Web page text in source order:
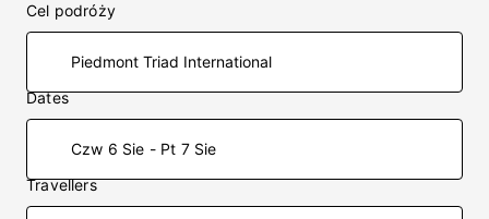
Cel podróży
Dates
Czw 6 Sie - Pt 7 Sie
Travellers